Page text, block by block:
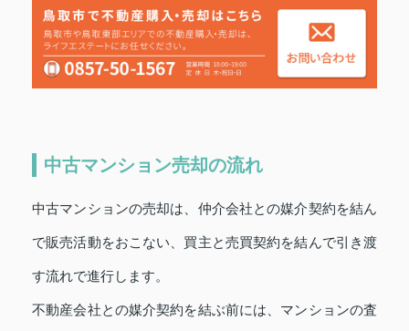
中古マンション売却の流れ
中古マンションの売却は、仲介会社との媒介契約を結ん
で販売活動をおこない、買主と売買契約を結んで引き渡
す流れで進行します。
不動産会社との媒介契約を結ぶ前には、マンションの査